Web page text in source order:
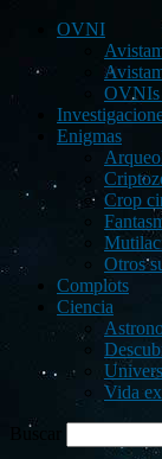
OVNI
OVNIs
Enigmas
Crop
Otros
Complots
Ciencia
Vida
Buscar